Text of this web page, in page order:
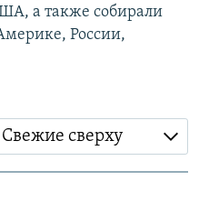
а также собирали
России,
Свежие сверху